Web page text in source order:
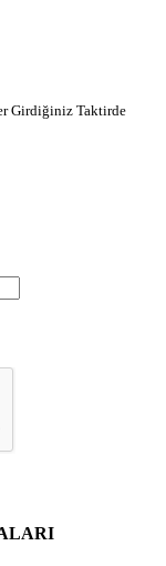
Girdiğiniz Taktirde